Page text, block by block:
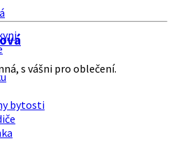
bytosti
s vášni pro oblečení.